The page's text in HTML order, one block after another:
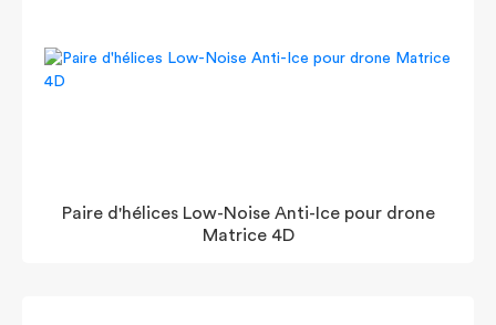
Paire d'hélices Low-Noise Anti-Ice pour drone
Matrice 4D